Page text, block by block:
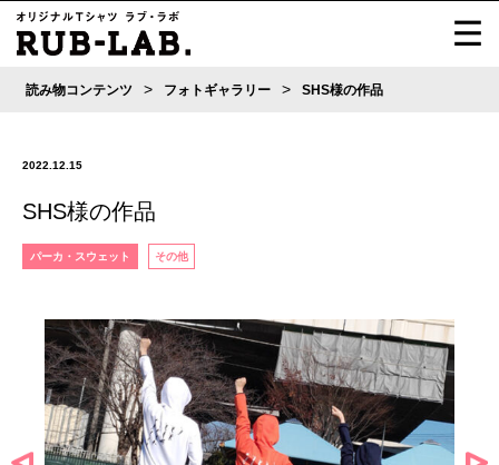
読み物コンテンツ > フォトギャラリー > SHS様の作品
2022.12.15
SHS様の作品
パーカ・スウェット その他